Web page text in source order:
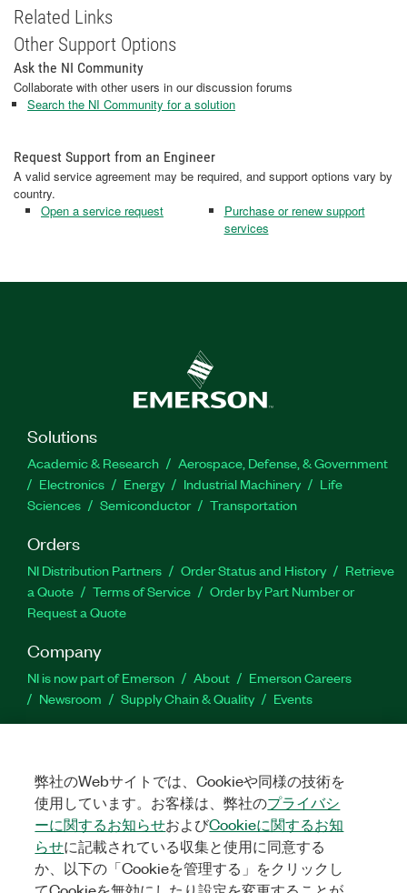
Related Links
Other Support Options
Ask the NI Community
Collaborate with other users in our discussion forums
Search the NI Community for a solution
Request Support from an Engineer
A valid service agreement may be required, and support options vary by
country.
Open a service request
Purchase or renew support
services
Solutions
Academic & Research
Aerospace, Defense, & Government
Electronics
Energy Industrial Machinery
Life
Sciences
Semiconductor Transportation
Orders
NI Distribution Partners Order Status and History
Retrieve
a Quote
Terms of Service
Order by Part Number or
Request a Quote
Company
NI is now part of Emerson About
Emerson Careers
Newsroom
Supply Chain & Quality Events
Activate a Product
Submit a Service Request
Site
Feedback
Facebook
TwitterLinkedIn
弊社のWebサイトでは、Cookieや同様の技術を
使用しています。お客様は、弊社のプライバシ
ーに関するお知らせおよびCookieに関するお知
らせに記載されている収集と使用に同意する
か、以下の「Cookieを管理する」をクリックし